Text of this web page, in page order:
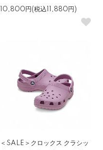
10,800円(税込11,880円)
＜SALE＞クロックス クラシッ